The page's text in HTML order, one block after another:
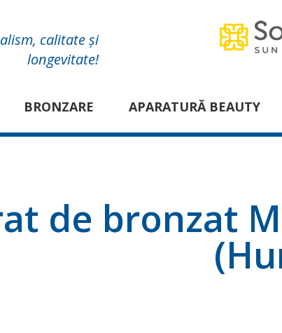
calitate și
longevitate!
BRONZARE APARATURĂ BEAUTY
de bronzat